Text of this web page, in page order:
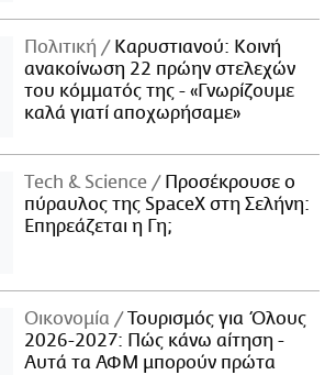
Πολιτική
Καρυστιανού: Κοινή
ανακοίνωση 22 πρώην στελεχών
του κόμματός της - «Γνωρίζουμε
καλά γιατί αποχωρήσαμε»
Τech & Science
Προσέκρουσε ο
πύραυλος της SpaceX στη Σελήνη:
Επηρεάζεται η Γη;
Οικονομία
Τουρισμός για Όλους
2026-2027: Πώς κάνω αίτηση -
Αυτά τα ΑΦΜ μπορούν πρώτα